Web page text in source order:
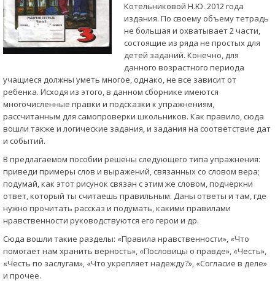
Котельниковой Н.Ю. 2012 года
издания. По своему объему тетрадь
не большая и охватывает 2 части,
состоящие из ряда не простых для
детей заданий. Конечно, для
данного возрастного периода
учащиеся должны уметь многое, однако, не все зависит от
ребенка. Исходя из этого, в данном сборнике имеются
многочисленные правки и подсказки к упражнениям,
рассчитанным для самопроверки школьников. Как правило, сюда
вошли также и логические задания, и задания на соответствие дат
и событий.
В предлагаемом пособии решены следующего типа упражнения:
приведи примеры слов и выражений, связанных со словом вера;
подумай, как этот рисунок связан с этим же словом, подчеркни
ответ, который ты считаешь правильным. Даны ответы и там, где
нужно прочитать рассказ и подумать, какими правилами
нравственности руководствуются его герои и др.
Сюда вошли такие разделы: «Правила нравственности», «Что
помогает нам хранить верность», «Пословицы о правде», «Честь»,
«Честь по заслугам», «Что укрепляет надежду?», «Согласие в деле»
и прочее.